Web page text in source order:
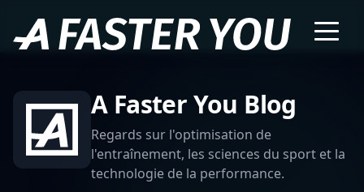
A Faster You Blog
Regards sur l'optimisation de
l'entraînement, les sciences du sport et la
technologie de la performance.